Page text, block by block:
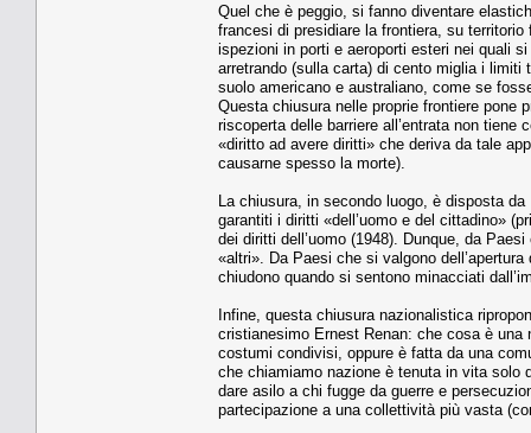
Quel che è peggio, si fanno diventare
francesi di presidiare la frontiera, su
ispezioni in porti e aeroporti esteri nei quali
arretrando (sulla carta) di cento miglia i limiti
suolo americano e australiano, come se
Questa chiusura nelle proprie frontiere pone
riscoperta delle barriere all’entrata non tiene
«diritto ad avere diritti» che deriva da tale
causarne spesso la morte).
La chiusura, in secondo luogo, è disposta
garantiti i diritti «dell’uomo e del cittadino»
dei diritti dell’uomo (1948). Dunque, da
«altri». Da Paesi che si valgono
chiudono quando si sentono minacciati
Infine, questa chiusura nazionalistica
cristianesimo Ernest Renan: che cosa è una
costumi condivisi, oppure è fatta da una
che chiamiamo nazione è tenuta in vita solo
dare asilo a chi fugge da guerre e
partecipazione a una collettività più vasta